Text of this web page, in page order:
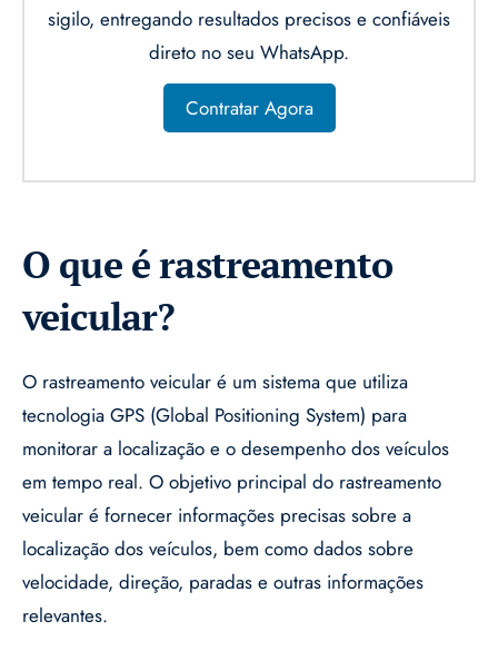
sigilo, entregando resultados precisos e confiáveis
direto no seu WhatsApp.
Contratar Agora
O que é rastreamento
veicular?
O rastreamento veicular é um sistema que utiliza
tecnologia GPS (Global Positioning System) para
monitorar a localização e o desempenho dos veículos
em tempo real. O objetivo principal do rastreamento
veicular é fornecer informações precisas sobre a
localização dos veículos, bem como dados sobre
velocidade, direção, paradas e outras informações
relevantes.